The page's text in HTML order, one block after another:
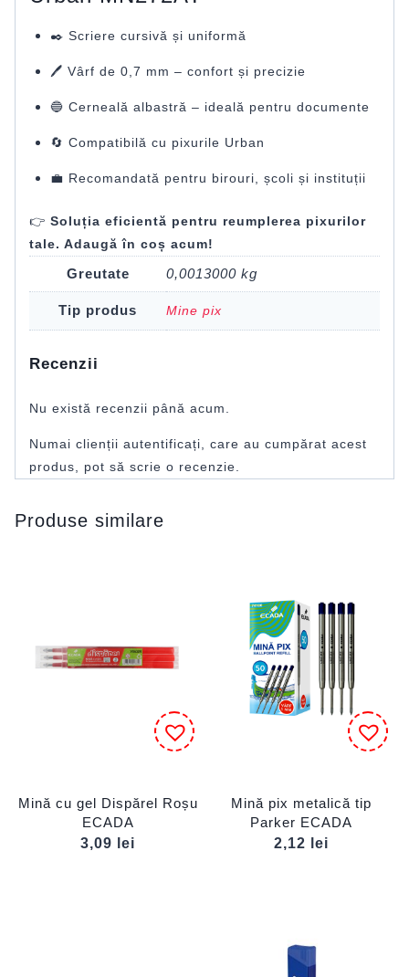
✒️ Scriere cursivă și uniformă
🖊️ Vârf de 0,7 mm – confort și precizie
🔵 Cerneală albastră – ideală pentru documente
🔄 Compatibilă cu pixurile Urban
💼 Recomandată pentru birouri, școli și instituții
👉 Soluția eficientă pentru reumplerea pixurilor
tale. Adaugă în coș acum!
Greutate 0,0013000 kg
Tip produs Mine pix
Recenzii
Nu există recenzii până acum.
Numai clienții autentificați, care au cumpărat acest
produs, pot să scrie o recenzie.
Produse similare
Mină cu gel Dispărel Roșu
ECADA
3,09
lei
Mină pix metalică tip
Parker ECADA
2,12
lei